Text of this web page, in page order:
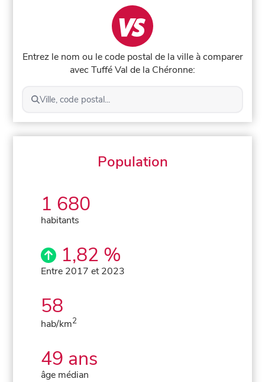
Entrez le nom ou le code postal de la ville à comparer
avec Tuffé Val de la Chéronne:
Ville, code postal...
Population
1 680
habitants
1,82 %
Entre 2017 et 2023
58
hab/km2
49 ans
âge médian